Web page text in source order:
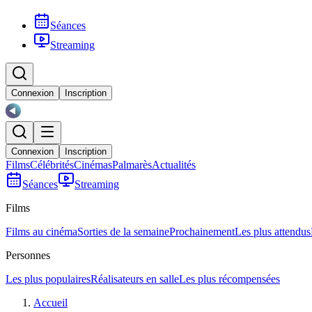
Séances
Streaming
Connexion Inscription
Connexion Inscription
FilmsCélébritésCinémasPalmarèsActualités
Séances
Streaming
Films
Films au cinémaSorties de la semaineProchainementLes plus attendus
Personnes
Les plus populairesRéalisateurs en salleLes plus récompensées
Accueil